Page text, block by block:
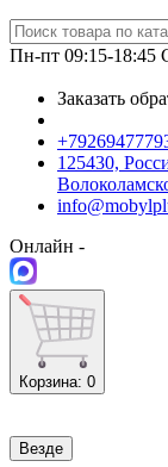
Пн-пт 09:15-18:45
Заказать
125430,
Онлайн -
Корзина: 0
Везде